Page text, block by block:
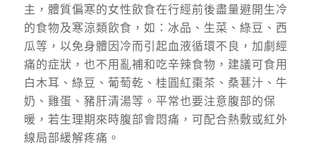
主，體質偏寒的女性飲食在行經前後盡量避開生冷
的食物及寒涼類飲食，如：冰品、生菜、綠豆、西
瓜等，以免身體因冷而引起血液循環不良，加劇經
痛的症狀，也不用亂補和吃辛辣食物，建議可食用
白木耳、綠豆、葡萄乾、桂圓紅棗茶、桑葚汁、牛
奶、雞蛋、豬肝清湯等。平常也要注意腹部的保
暖，若生理期來時腹部會悶痛，可配合熱敷或紅外
線局部緩解疼痛。